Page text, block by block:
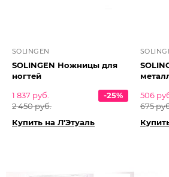
SOLINGEN
SOLINGEN Ножницы для
ногтей
1 837 руб.
2 450 руб.
-25%
Купить на Л'Этуаль
506
675